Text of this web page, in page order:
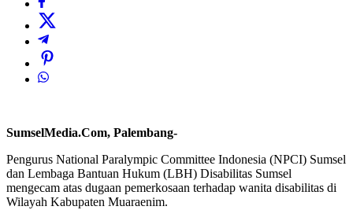
SumselMedia.Com, Palembang-
Pengurus National Paralympic Committee Indonesia (NPCI) Sumsel
dan Lembaga Bantuan Hukum (LBH) Disabilitas Sumsel
mengecam atas dugaan pemerkosaan terhadap wanita disabilitas di
Wilayah Kabupaten Muaraenim.